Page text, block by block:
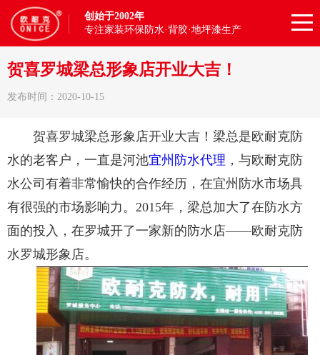
创始于2002年
专注家装环保防水·背胶·地坪漆生产
贺喜罗城梁总形象店开业大吉！
发布时间：2020-10-15
贺喜罗城梁总形象店开业大吉！梁总是欧耐克防
水的老客户，一直是河池宜州防水代理 ，与欧耐克防
水公司有着非常愉快的合作经历，在宜州防水市场具
有很强的市场影响力。2015年，梁总加大了在防水方
面的投入，在罗城开了一家新的防水店——欧耐克防
水罗城形象店。